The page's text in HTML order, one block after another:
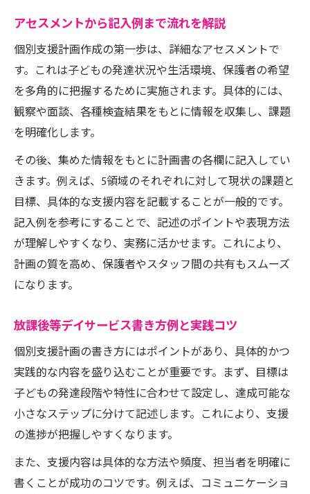
アセスメントから記入例まで流れを解説
個別支援計画作成の第一歩は、詳細なアセスメントで
す。これは子どもの発達状況や生活環境、保護者の希望
を多角的に把握するために実施されます。具体的には、
観察や面談、各種検査結果をもとに情報を収集し、課題
を明確化します。
その後、集めた情報をもとに計画書の各欄に記入してい
きます。例えば、5領域のそれぞれに対して現状の課題と
目標、具体的な支援内容を記載することが一般的です。
記入例を参考にすることで、記述のポイントや表現方法
が理解しやすくなり、実務に活かせます。これにより、
計画の質を高め、保護者やスタッフ間の共有もスムーズ
になります。
放課後等デイサービス書き方例と実践コツ
個別支援計画の書き方にはポイントがあり、具体的かつ
実践的な内容を盛り込むことが重要です。まず、目標は
子どもの発達段階や特性に合わせて設定し、達成可能な
小さなステップに分けて記述します。これにより、支援
の進捗が把握しやすくなります。
また、支援内容は具体的な方法や頻度、担当者を明確に
書くことが成功のコツです。例えば、コミュニケーショ